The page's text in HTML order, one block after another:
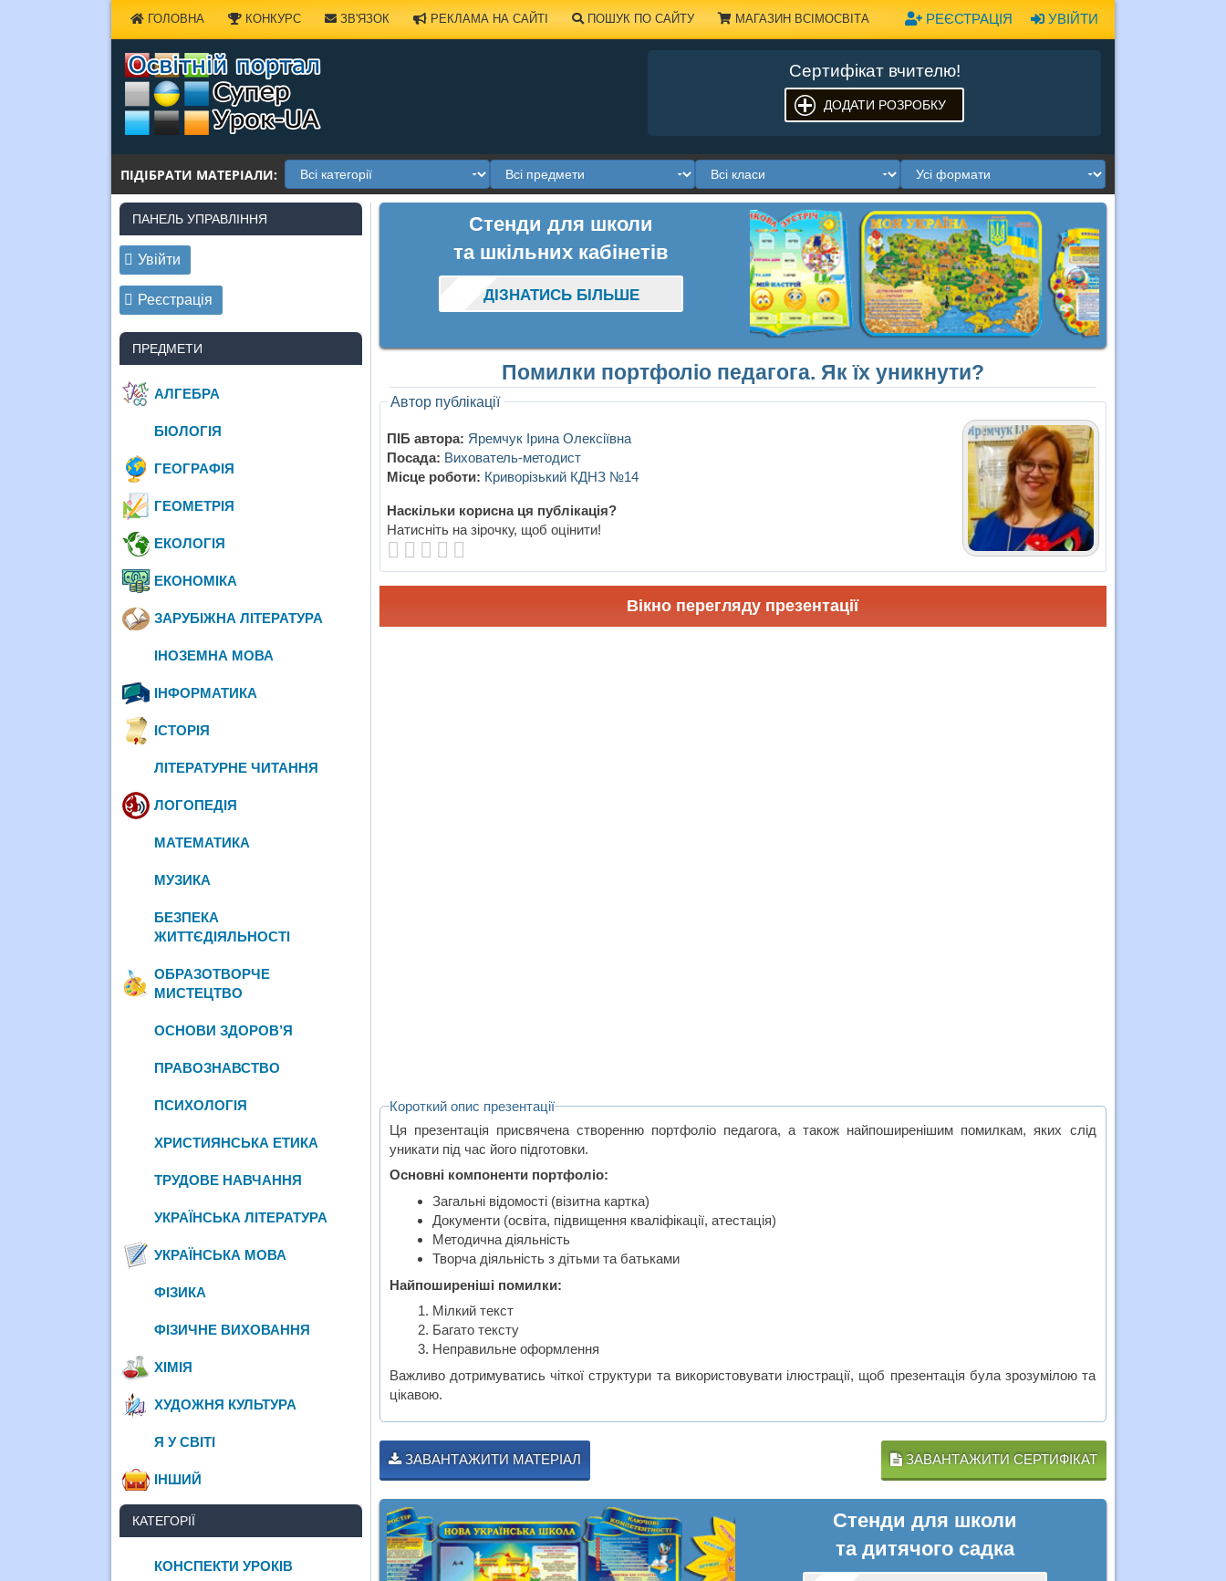
УВІЙТИ
РЕЄСТРАЦІЯ
ГОЛОВНА КОНКУРС ЗВ'ЯЗОК РЕКЛАМА НА САЙТІ ПОШУК ПО САЙТУ МАГАЗИН ВСІМОСВІТА
Сертифікат вчителю!
ДОДАТИ РОЗРОБКУ
ПІДІБРАТИ МАТЕРІАЛИ:
Стенди для школи
та шкільних кабінетів
ДІЗНАТИСЬ БІЛЬШЕ
Помилки портфоліо педагога. Як їх уникнути?
Автор публікації
ПІБ автора: Яремчук Ірина Олексіївна
Посада: Вихователь-методист
Місце роботи: Криворізький КДНЗ №14
Наскільки корисна ця публікація?
Натисніть на зірочку, щоб оцінити!
Вікно перегляду презентації
Короткий опис презентації
Ця презентація присвячена створенню портфоліо педагога, а також найпоширенішим помилкам, яких слід
уникати під час його підготовки.
Основні компоненти портфоліо:
Загальні відомості (візитна картка)
Документи (освіта, підвищення кваліфікації, атестація)
Методична діяльність
Творча діяльність з дітьми та батьками
Найпоширеніші помилки:
Мілкий текст
Багато тексту
Неправильне оформлення
Важливо дотримуватись чіткої структури та використовувати ілюстрації, щоб презентація була зрозумілою та
цікавою.
ЗАВАНТАЖИТИ МАТЕРІАЛ ЗАВАНТАЖИТИ СЕРТИФІКАТ
Стенди для школи
та дитячого садка
ПАНЕЛЬ УПРАВЛІННЯ
Увійти
Реєстрація
ПРЕДМЕТИ
АЛГЕБРА
БІОЛОГІЯ
ГЕОГРАФІЯ
ГЕОМЕТРІЯ
ЕКОЛОГІЯ
ЕКОНОМІКА
ЗАРУБІЖНА ЛІТЕРАТУРА
ІНОЗЕМНА МОВА
ІНФОРМАТИКА
ІСТОРІЯ
ЛІТЕРАТУРНЕ ЧИТАННЯ
ЛОГОПЕДІЯ
МАТЕМАТИКА
МУЗИКА
БЕЗПЕКА
ЖИТТЄДІЯЛЬНОСТІ
ОБРАЗОТВОРЧЕ
МИСТЕЦТВО
ОСНОВИ ЗДОРОВ’Я
ПРАВОЗНАВСТВО
ПСИХОЛОГІЯ
ХРИСТИЯНСЬКА ЕТИКА
ТРУДОВЕ НАВЧАННЯ
УКРАЇНСЬКА ЛІТЕРАТУРА
УКРАЇНСЬКА МОВА
ФІЗИКА
ФІЗИЧНЕ ВИХОВАННЯ
ХІМІЯ
ХУДОЖНЯ КУЛЬТУРА
Я У СВІТІ
ІНШИЙ
КАТЕГОРІЇ
КОНСПЕКТИ УРОКІВ